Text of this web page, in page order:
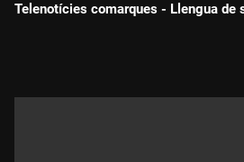
Telenotícies comarques - Llengua